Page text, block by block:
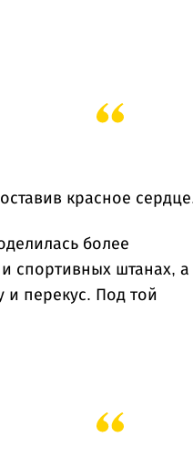
красное
более
спортивных штанах, а
перекус. Под той